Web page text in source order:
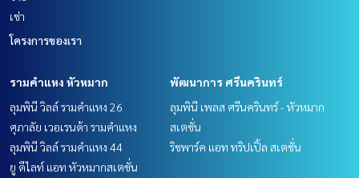
เช่า
โครงการของเรา
รามคำแหง หัวหมาก
ลุมพินี วิลล์ รามคำแหง 26
ศุภาลัย เวอเรนด้า รามคำแหง
ลุมพินี วิลล์ รามคำแหง 44
ยู ดีไลท์ แอท หัวหมากสเตชั่น
พัฒนาการ ศรีนครินทร์
ลุมพินี เพลส ศรีนครินทร์ - หัวหมาก
สเตชั่น
ริชพาร์ค แอท ทริปเปิ้ล สเตชั่น